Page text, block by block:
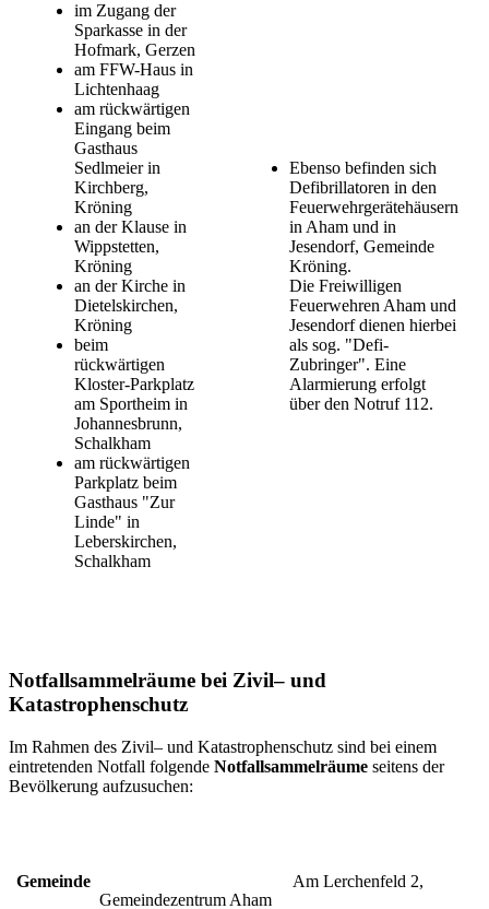
im Zugang der
Sparkasse in der
Hofmark, Gerzen
am FFW-Haus in
Lichtenhaag
am rückwärtigen
Eingang beim
Gasthaus
Sedlmeier in
Kirchberg,
Kröning
an der Klause in
Wippstetten,
Kröning
an der Kirche in
Dietelskirchen,
Kröning
beim
rückwärtigen
Kloster-Parkplatz
am Sportheim in
Johannesbrunn,
Schalkham
am rückwärtigen
Parkplatz beim
Gasthaus "Zur
Linde" in
Leberskirchen,
Schalkham
Ebenso befinden sich
Defibrillatoren in den
Feuerwehrgerätehäusern
in Aham und in
Jesendorf, Gemeinde
Kröning.
Die Freiwilligen
Feuerwehren Aham und
Jesendorf dienen hierbei
als sog. "Defi-
Zubringer". Eine
Alarmierung erfolgt
über den Notruf 112.
Notfallsammelräume bei Zivil– und
Katastrophenschutz
Im Rahmen des Zivil– und Katastrophenschutz sind bei einem
eintretenden Notfall folgende Notfallsammelräume seitens der
Bevölkerung aufzusuchen:
Gemeinde
Gemeindezentrum Aham
Am Lerchenfeld 2,